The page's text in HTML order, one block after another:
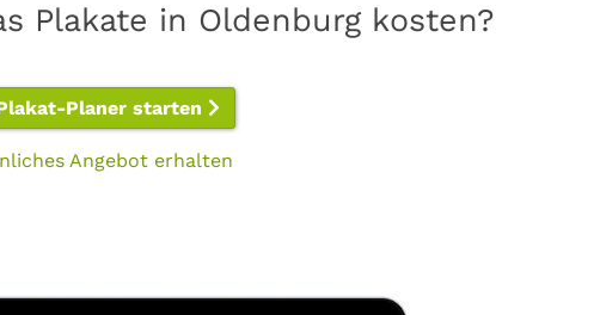
Plakate in Oldenburg kosten?
Planer starten
Angebot erhalten